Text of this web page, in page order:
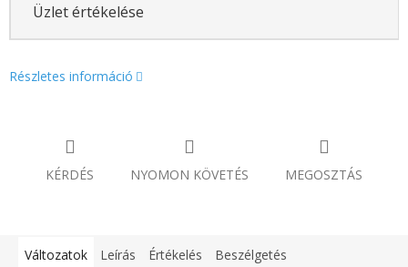
Üzlet értékelése
Részletes információ
KÉRDÉS NYOMON KÖVETÉS MEGOSZTÁS
Változatok Leírás Értékelés Beszélgetés